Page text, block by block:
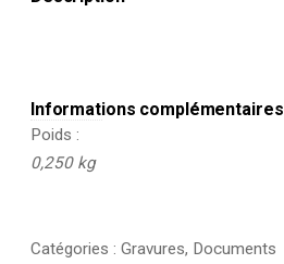
Informations complémentaires
Poids
0,250 kg
Catégories : Gravures, Documents